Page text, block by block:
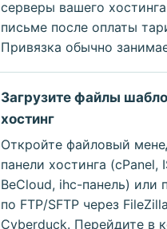
серверы вашего
письме после оплаты
Привязка обычно
Загрузите файлы
хостинг
Откройте файловый
панели хостинга (cPanel,
BeCloud, ihc-панель) или
по FTP/SFTP через
Cyberduck. Перейдите в